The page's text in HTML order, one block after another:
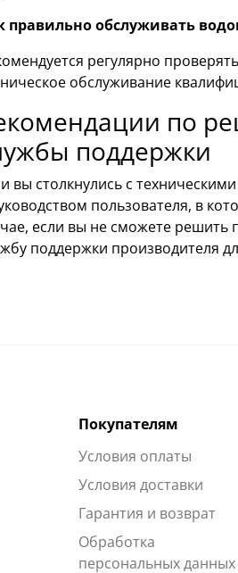
правильно обслуживать
регулярно
обслуживание
по
поддержки
вы столкнулись с
пользователя, в
если вы не сможете решить
поддержки производителя
Покупателям
Условия оплаты
Условия доставки
Гарантия и возврат
Обработка
персональных данных